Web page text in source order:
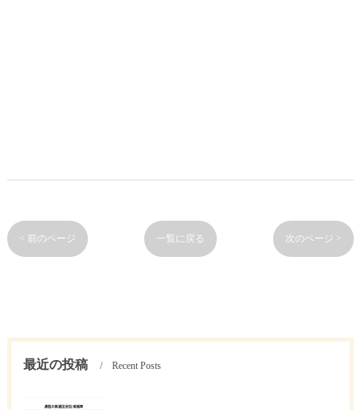
< 前のページ 一覧に戻る 次のページ >
最近の投稿 Recent Posts